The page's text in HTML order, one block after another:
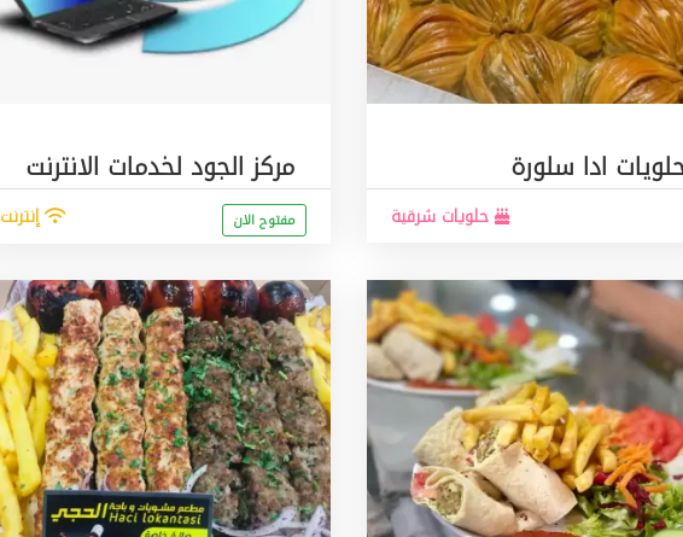
ادا سلورة
حلويات شرقية
مركز الجود لخدمات الانترنت
إنترنت مفتوح الان